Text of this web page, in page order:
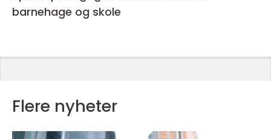
barnehage og skole
Flere nyheter